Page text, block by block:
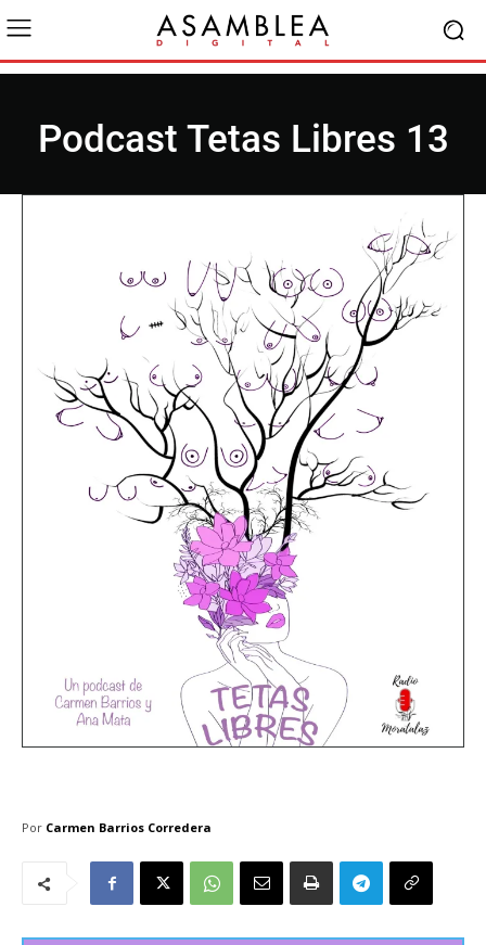
Podcast Tetas Libres 13
Por Carmen Barrios Corredera